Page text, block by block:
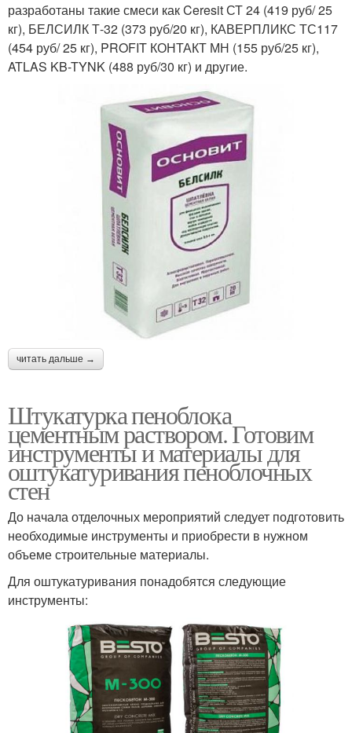
разработаны такие смеси как Ceresit СТ 24 (419 руб/ 25
кг), БЕЛСИЛК Т-32 (373 руб/20 кг), КАВЕРПЛИКС ТС117
(454 руб/ 25 кг), PROFIT КОНТАКТ МН (155 руб/25 кг),
ATLAS KB-TYNK (488 руб/30 кг) и другие.
читать дальше →
Штукатурка пеноблока
цементным раствором. Готовим
инструменты и материалы для
оштукатуривания пеноблочных
стен
До начала отделочных мероприятий следует подготовить
необходимые инструменты и приобрести в нужном
объеме строительные материалы.
Для оштукатуривания понадобятся следующие
инструменты: